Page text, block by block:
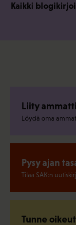
Kaikki
Liity
Löydä oma
Pysy ajan
Tilaa SAK:n
Tunne